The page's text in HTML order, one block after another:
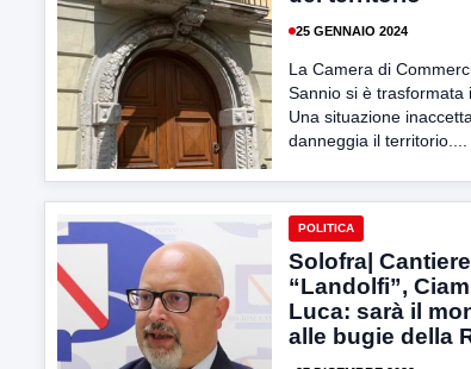
25 GENNAIO 2024
La Camera di
Sannio si è trasformata
Una situazione
danneggia il territorio....
POLITICA
Solofra|
“Landolfi”,
Luca: sarà il
alle bugie della